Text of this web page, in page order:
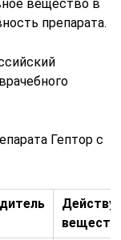
вещество в
препарата.
Гептор с